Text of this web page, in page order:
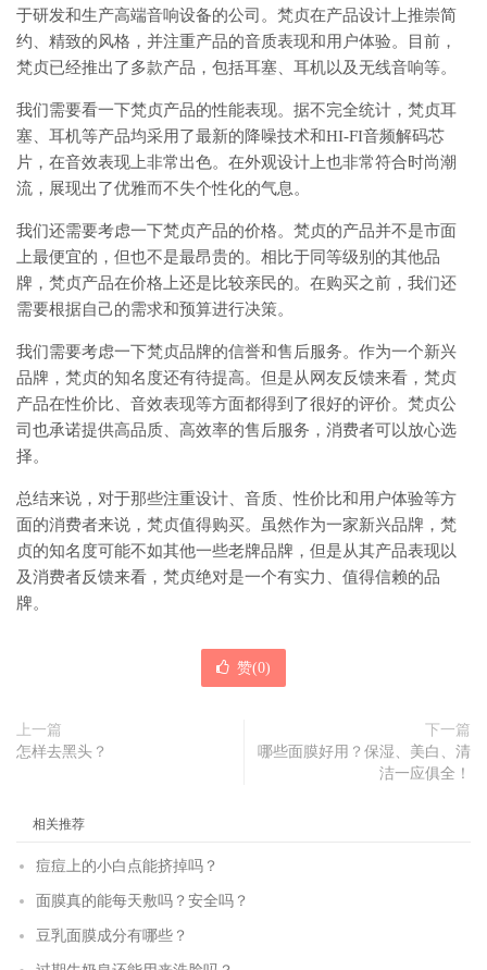
于研发和生产高端音响设备的公司。梵贞在产品设计上推崇简
约、精致的风格，并注重产品的音质表现和用户体验。目前，
梵贞已经推出了多款产品，包括耳塞、耳机以及无线音响等。
我们需要看一下梵贞产品的性能表现。据不完全统计，梵贞耳
塞、耳机等产品均采用了最新的降噪技术和HI-FI音频解码芯
片，在音效表现上非常出色。在外观设计上也非常符合时尚潮
流，展现出了优雅而不失个性化的气息。
我们还需要考虑一下梵贞产品的价格。梵贞的产品并不是市面
上最便宜的，但也不是最昂贵的。相比于同等级别的其他品
牌，梵贞产品在价格上还是比较亲民的。在购买之前，我们还
需要根据自己的需求和预算进行决策。
我们需要考虑一下梵贞品牌的信誉和售后服务。作为一个新兴
品牌，梵贞的知名度还有待提高。但是从网友反馈来看，梵贞
产品在性价比、音效表现等方面都得到了很好的评价。梵贞公
司也承诺提供高品质、高效率的售后服务，消费者可以放心选
择。
总结来说，对于那些注重设计、音质、性价比和用户体验等方
面的消费者来说，梵贞值得购买。虽然作为一家新兴品牌，梵
贞的知名度可能不如其他一些老牌品牌，但是从其产品表现以
及消费者反馈来看，梵贞绝对是一个有实力、值得信赖的品
牌。
赞(0)
上一篇
怎样去黑头？
下一篇
哪些面膜好用？保湿、美白、清
洁一应俱全！
相关推荐
痘痘上的小白点能挤掉吗？
面膜真的能每天敷吗？安全吗？
豆乳面膜成分有哪些？